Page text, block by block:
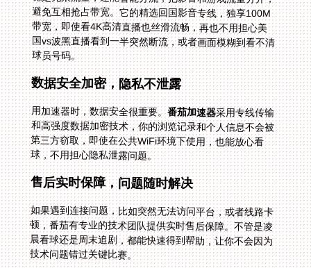
球员号码。
数据安全加密，隐私不泄露
用加速器时，数据安全很重要。番茄加速器采用专线传输
和高强度数据加密技术，你的浏览记录和个人信息不会被
第三方窃取，即使在公共WiFi环境下使用，也能放心看
球，不用担心隐私泄露问题。
售后实时保障，问题随时解决
如果遇到连接问题，比如突然无法访问平台，或者线路卡
顿，番茄有专业的技术团队提供实时售后保障。不管是凌
晨看球还是周末追剧，都能快速得到帮助，让你不会因为
技术问题错过关键比赛。